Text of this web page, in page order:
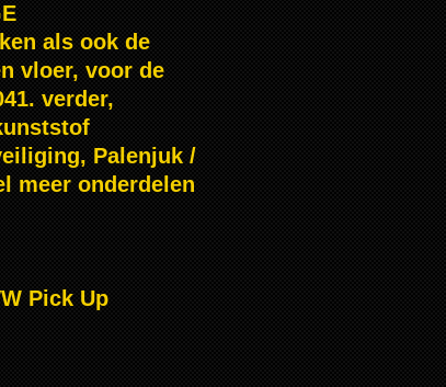
als ook de
vloer, voor de
verder,
Palenjuk /
meer onderdelen
Pick Up